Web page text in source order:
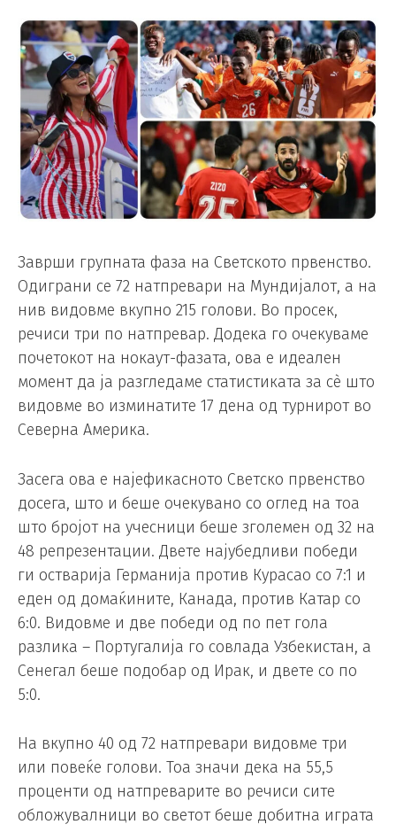
Заврши групната фаза на Светското првенство.
Одиграни се 72 натпревари на Мундијалот, а на
нив видовме вкупно 215 голови. Во просек,
речиси три по натпревар. Додека го очекуваме
почетокот на нокаут-фазата, ова е идеален
момент да ја разгледаме статистиката за сè што
видовме во изминатите 17 дена од турнирот во
Северна Америка.
Засега ова е најефикасното Светско првенство
досега, што и беше очекувано со оглед на тоа
што бројот на учесници беше зголемен од 32 на
48 репрезентации. Двете најубедливи победи
ги остварија Германија против Курасао со 7:1 и
еден од домаќините, Канада, против Катар со
6:0. Видовме и две победи од по пет гола
разлика – Португалија го совлада Узбекистан, а
Сенегал беше подобар од Ирак, и двете со по
5:0.
На вкупно 40 од 72 натпревари видовме три
или повеќе голови. Тоа значи дека на 55,5
проценти од натпреварите во речиси сите
обложувалници во светот беше добитна играта